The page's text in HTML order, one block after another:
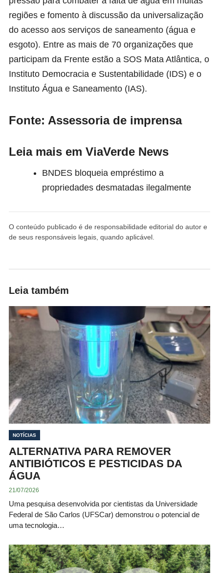
regiões e fomento à discussão da universalização
do acesso aos serviços de saneamento (água e
esgoto). Entre as mais de 70 organizações que
participam da Frente estão a SOS Mata Atlântica, o
Instituto Democracia e Sustentabilidade (IDS) e o
Instituto Água e Saneamento (IAS).
Fonte: Assessoria de imprensa
Leia mais em ViaVerde News
BNDES bloqueia empréstimo a
propriedades desmatadas ilegalmente
O conteúdo publicado é de responsabilidade editorial do autor e
de seus responsáveis legais, quando aplicável.
Leia também
NOTÍCIAS
ALTERNATIVA PARA REMOVER
ANTIBIÓTICOS E PESTICIDAS DA
ÁGUA
21/07/2026
Uma pesquisa desenvolvida por cientistas da Universidade
Federal de São Carlos (UFSCar) demonstrou o potencial de
uma tecnologia…